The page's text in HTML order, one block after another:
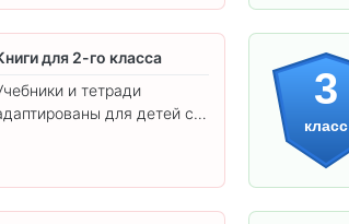
для 2-го класса
и тетради
для детей с
3
класс